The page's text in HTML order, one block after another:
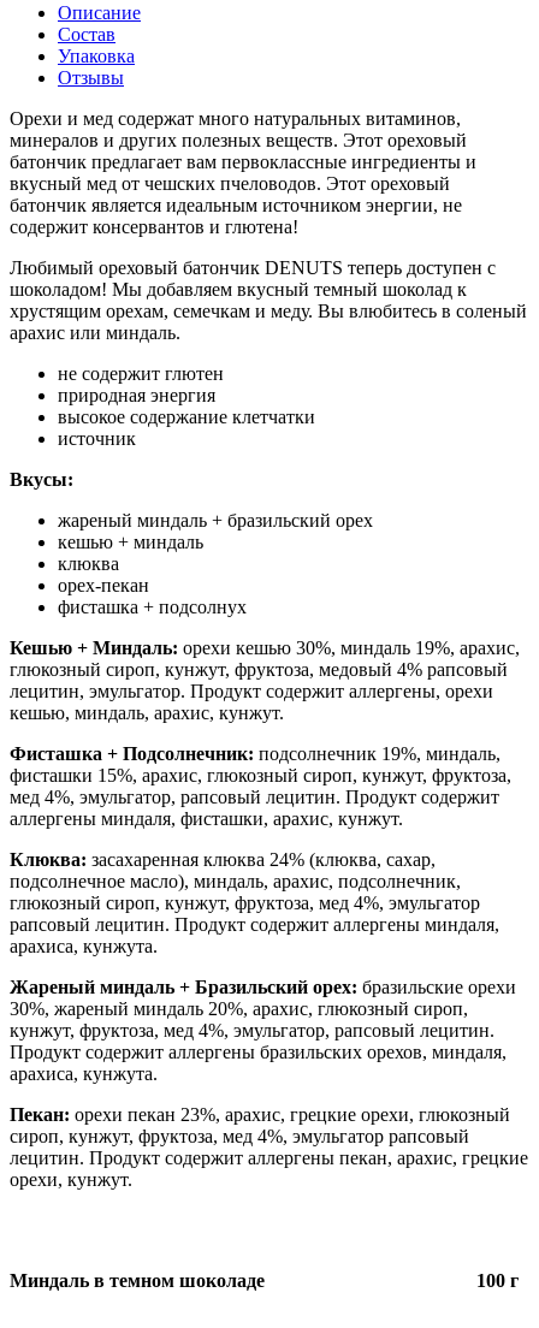
Описание
Состав
Упаковка
Отзывы
Орехи и мед содержат много натуральных витаминов,
минералов и других полезных веществ. Этот ореховый
батончик предлагает вам первоклассные ингредиенты и
вкусный мед от чешских пчеловодов. Этот ореховый
батончик является идеальным источником энергии, не
содержит консервантов и глютена!
Любимый ореховый батончик DENUTS теперь доступен с
шоколадом! Мы добавляем вкусный темный шоколад к
хрустящим орехам, семечкам и меду. Вы влюбитесь в соленый
арахис или миндаль.
не содержит глютен
природная энергия
высокое содержание клетчатки
источник
Вкусы:
жареный миндаль + бразильский орех
кешью + миндаль
клюква
орех-пекан
фисташка + подсолнух
Кешью + Миндаль: орехи кешью 30%, миндаль 19%, арахис,
глюкозный сироп, кунжут, фруктоза, медовый 4% рапсовый
лецитин, эмульгатор. Продукт содержит аллергены, орехи
кешью, миндаль, арахис, кунжут.
Фисташка + Подсолнечник: подсолнечник 19%, миндаль,
фисташки 15%, арахис, глюкозный сироп, кунжут, фруктоза,
мед 4%, эмульгатор, рапсовый лецитин. Продукт содержит
аллергены миндаля, фисташки, арахис, кунжут.
Клюква: засахаренная клюква 24% (клюква, сахар,
подсолнечное масло), миндаль, арахис, подсолнечник,
глюкозный сироп, кунжут, фруктоза, мед 4%, эмульгатор
рапсовый лецитин. Продукт содержит аллергены миндаля,
арахиса, кунжута.
Жареный миндаль + Бразильский орех: бразильские орехи
30%, жареный миндаль 20%, арахис, глюкозный сироп,
кунжут, фруктоза, мед 4%, эмульгатор, рапсовый лецитин.
Продукт содержит аллергены бразильских орехов, миндаля,
арахиса, кунжута.
Пекан: орехи пекан 23%, арахис, грецкие орехи, глюкозный
сироп, кунжут, фруктоза, мед 4%, эмульгатор рапсовый
лецитин. Продукт содержит аллергены пекан, арахис, грецкие
орехи, кунжут.
Миндаль в темном шоколаде 100 г